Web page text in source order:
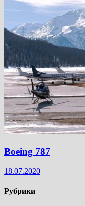
Boeing 787
18.07.2020
Рубрики